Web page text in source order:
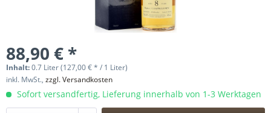
88,90 € *
Inhalt:0.7 Liter (127,00 € * / 1 Liter)
inkl. MwSt., zzgl. Versandkosten
Sofort versandfertig, Lieferung innerhalb von 1-3 Werktagen